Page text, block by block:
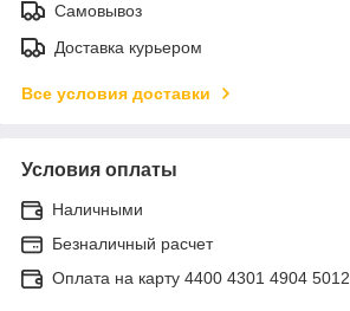
Самовывоз
Доставка курьером
Все условия доставки
Условия оплаты
Наличными
Безналичный расчет
Оплата на карту 4400 4301 4904 5012